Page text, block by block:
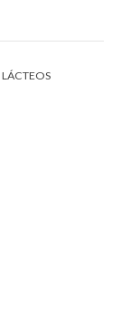
LÁCTEOS